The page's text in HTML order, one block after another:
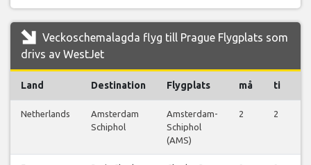
Veckoschemalagda flyg till Prague Flygplats som
drivs av WestJet
Land Destination Flygplats må ti
Netherlands
Amsterdam
Schiphol
Amsterdam-
Schiphol
(AMS)
2 2